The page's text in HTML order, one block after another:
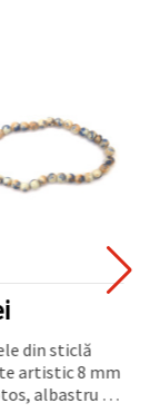
din sticlă
artistic 8 mm
albastru și